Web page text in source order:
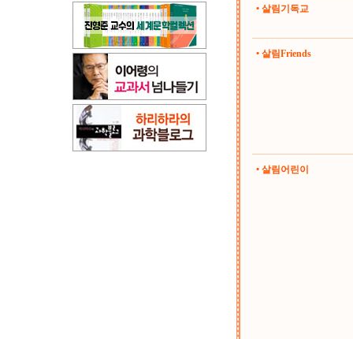
• 살림기독교
• 살림Friends
• 살림어린이